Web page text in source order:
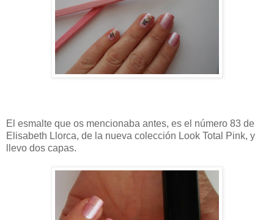
El esmalte que os mencionaba antes, es el número 83 de
Elisabeth Llorca, de la nueva colección Look Total Pink, y
llevo dos capas.